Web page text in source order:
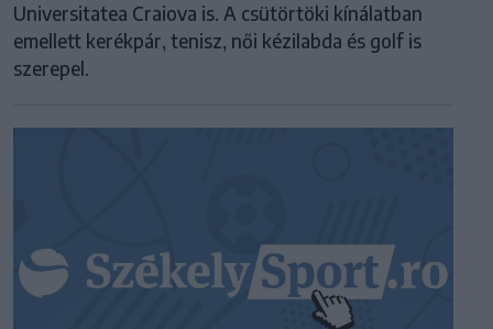
Universitatea Craiova is. A csütörtöki kínálatban
emellett kerékpár, tenisz, női kézilabda és golf is
szerepel.